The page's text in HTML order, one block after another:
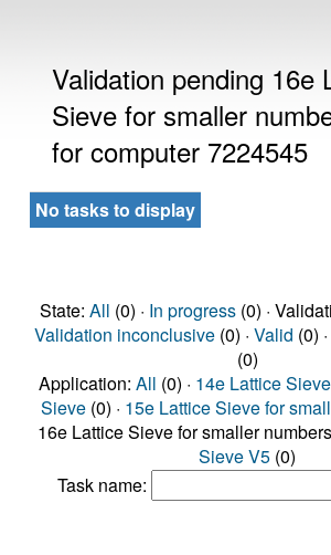
Validation pending 16e
Sieve for smaller
for computer 7224545
No tasks to display
State: All (0) · In progress(0) ·
Validation inconclusive(0) · Valid (0) ·
(0)
Application: All (0) · 14e Lattice Sieve
Sieve (0) · 15e Lattice Sieve for
16e Lattice Sieve for smaller numbers
Sieve V5 (0)
Task name: